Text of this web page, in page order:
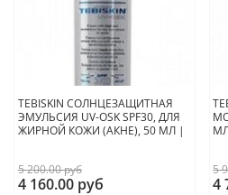
TEBISKIN СОЛНЦЕЗАЩИТНАЯ
ЭМУЛЬСИЯ UV-OSK SPF30, ДЛЯ
ЖИРНОЙ КОЖИ (АКНЕ), 50 МЛ |
5 200.00 руб
4 160.00 руб
МЛ
5
4